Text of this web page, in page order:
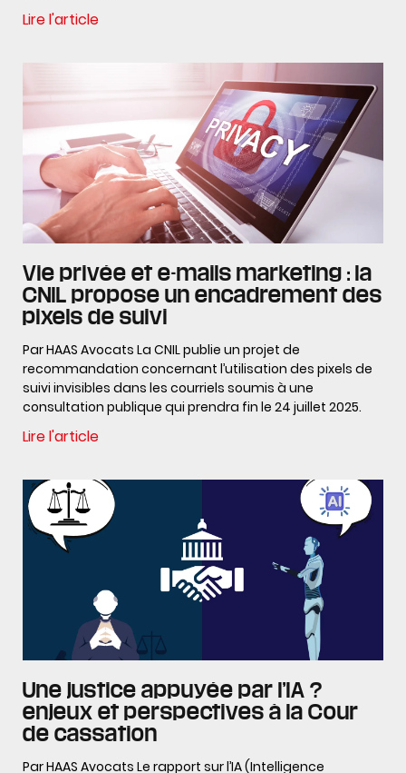
Lire l'article
Vie privée et e-mails marketing : la
CNIL propose un encadrement des
pixels de suivi
Par HAAS Avocats La CNIL publie un projet de
recommandation concernant l’utilisation des pixels de
suivi invisibles dans les courriels soumis à une
consultation publique qui prendra fin le 24 juillet 2025.
Lire l'article
Une justice appuyée par l’IA ?
enjeux et perspectives à la Cour
de cassation
Par HAAS Avocats Le rapport sur l’IA (Intelligence